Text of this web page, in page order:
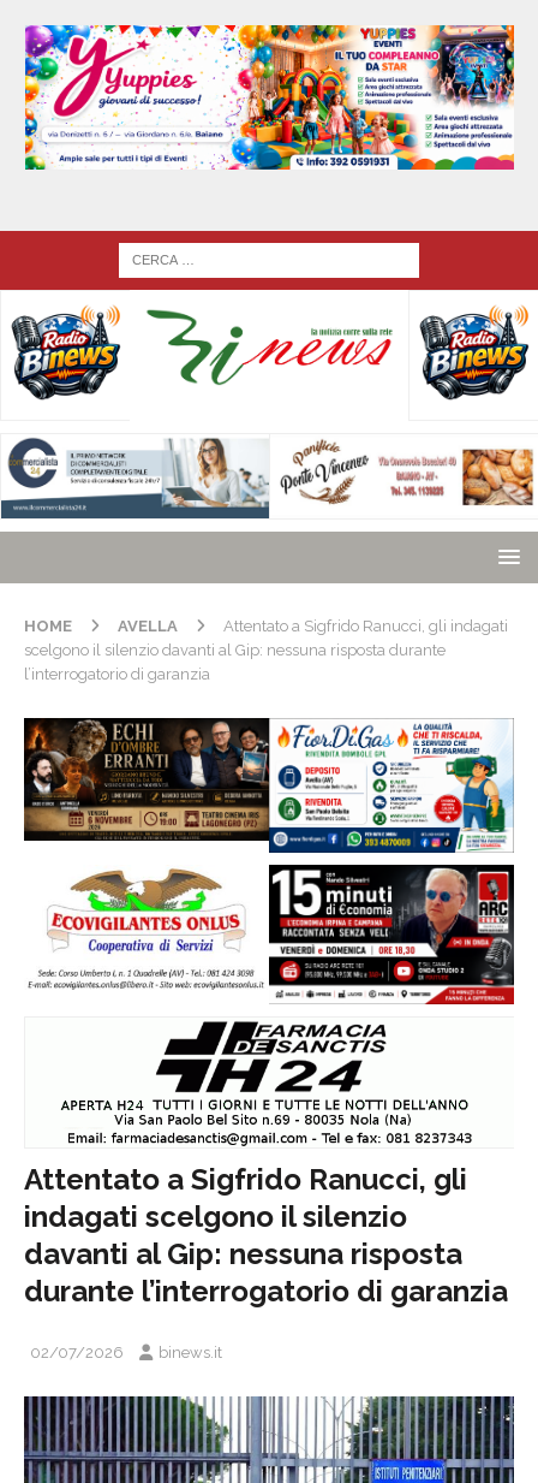
HOME AVELLA
Attentato a Sigfrido Ranucci, gli indagati
scelgono il silenzio davanti al Gip: nessuna risposta durante
l’interrogatorio di garanzia
Attentato a Sigfrido Ranucci, gli
indagati scelgono il silenzio
davanti al Gip: nessuna risposta
durante l’interrogatorio di garanzia
02/07/2026 binews.it